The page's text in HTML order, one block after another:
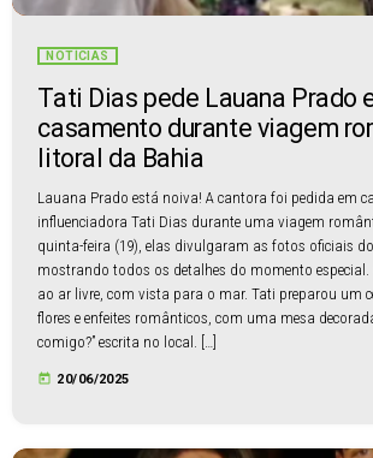
NOTÍCIAS
Tati Dias pede Lauana Prado
casamento durante viagem
litoral da Bahia
Lauana Prado está noiva! A cantora foi pedida em
influenciadora Tati Dias durante uma viagem
quinta-feira (19), elas divulgaram as fotos oficiais
mostrando todos os detalhes do momento especial.
ao ar livre, com vista para o mar. Tati preparou um
flores e enfeites românticos, com uma mesa
comigo?” escrita no local. […]
today 20/06/2025